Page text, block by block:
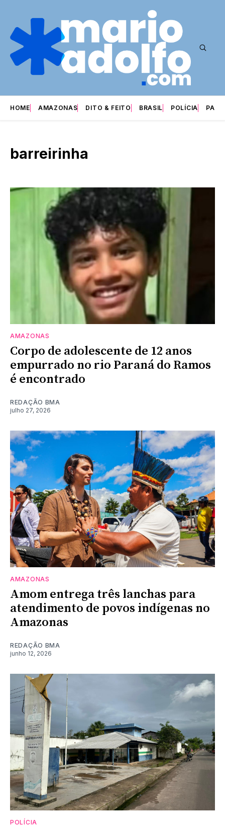
HOME AMAZONAS DITO & FEITO BRASIL POLÍCIA
barreirinha
AMAZONAS
Corpo de adolescente de 12 anos
empurrado no rio Paraná do Ramos
é encontrado
REDAÇÃO BMA
julho 27, 2026
AMAZONAS
Amom entrega três lanchas para
atendimento de povos indígenas no
Amazonas
REDAÇÃO BMA
junho 12, 2026
POLÍCIA